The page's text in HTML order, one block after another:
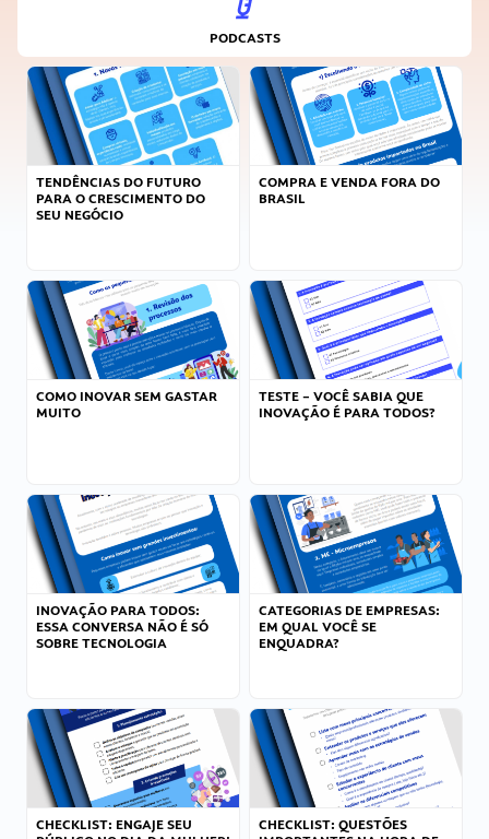
PODCASTS
TENDÊNCIAS DO FUTURO
PARA O CRESCIMENTO DO
SEU NEGÓCIO
COMPRA E VENDA FORA DO
BRASIL
COMO INOVAR SEM GASTAR
MUITO
TESTE – VOCÊ SABIA QUE
INOVAÇÃO É PARA TODOS?
INOVAÇÃO PARA TODOS:
ESSA CONVERSA NÃO É SÓ
SOBRE TECNOLOGIA
CATEGORIAS DE EMPRESAS:
EM QUAL VOCÊ SE
ENQUADRA?
CHECKLIST: ENGAJE SEU
CHECKLIST: QUESTÕES